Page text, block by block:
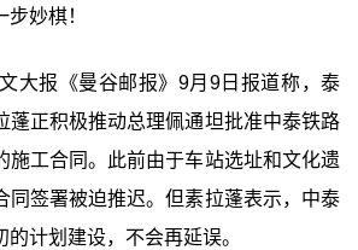
妙棋！
大报《曼谷邮报》9月9日报道称，泰
蓬正积极推动总理佩通坦批准中泰铁路
施工合同。此前由于车站选址和文化遗
同签署被迫推迟。但素拉蓬表示，中泰
计划建设，不会再延误。